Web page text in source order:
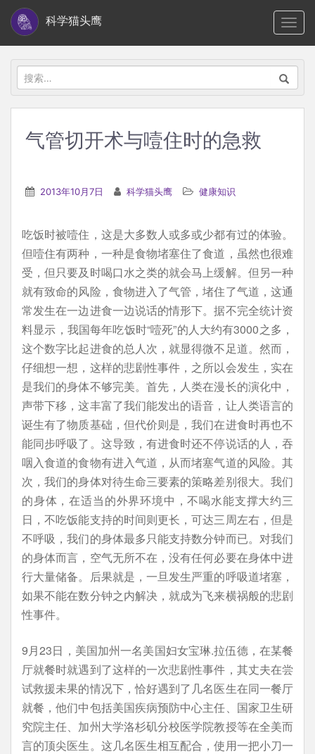
i
科学猫头鹰
搜
索：
气管切开术与噎住时的急救
2013年10月7日 科学猫头鹰 健康知识
吃饭时被噎住，这是大多数人或多或少都有过的体验。
但噎住有两种，一种是食物堵塞住了食道，虽然也很难
受，但只要及时喝口水之类的就会马上缓解。但另一种
就有致命的风险，食物进入了气管，堵住了气道，这通
常发生在一边进食一边说话的情形下。据不完全统计资
料显示，我国每年吃饭时“噎死”的人大约有3000之多，
这个数字比起进食的总人次，就显得微不足道。然而，
仔细想一想，这样的悲剧性事件，之所以会发生，实在
是我们的身体不够完美。首先，人类在漫长的演化中，
声带下移，这丰富了我们能发出的语音，让人类语言的
诞生有了物质基础，但代价则是，我们在进食时再也不
能同步呼吸了。这导致，有进食时还不停说话的人，吞
咽入食道的食物有进入气道，从而堵塞气道的风险。其
次，我们的身体对待生命三要素的策略差别很大。我们
的身体，在适当的外界环境中，不喝水能支撑大约三
日，不吃饭能支持的时间则更长，可达三周左右，但是
不呼吸，我们的身体最多只能支持数分钟而已。对我们
的身体而言，空气无所不在，没有任何必要在身体中进
行大量储备。后果就是，一旦发生严重的呼吸道堵塞，
如果不能在数分钟之内解决，就成为飞来横祸般的悲剧
性事件。
9月23日，美国加州一名美国妇女宝琳.拉伍德，在某餐
厅就餐时就遇到了这样的一次悲剧性事件，其丈夫在尝
试救援未果的情况下，恰好遇到了几名医生在同一餐厅
就餐，他们中包括美国疾病预防中心主任、国家卫生研
究院主任、加州大学洛杉矶分校医学院教授等在全美而
言的顶尖医生。这几名医生相互配合，使用一把小刀一